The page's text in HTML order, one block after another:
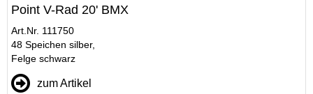
Point V-Rad 20' BMX
Art.Nr. 111750
48 Speichen silber,
Felge schwarz
zum Artikel